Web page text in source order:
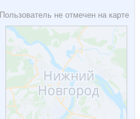
Пользователь не отмечен на карте